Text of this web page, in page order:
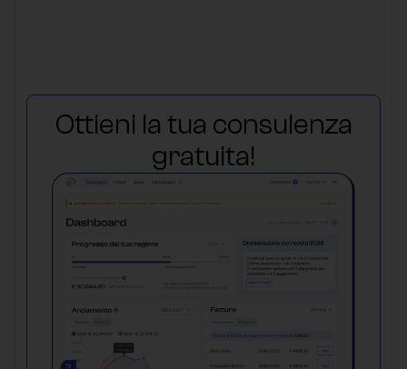
Ottieni la tua consulenza
gratuita!